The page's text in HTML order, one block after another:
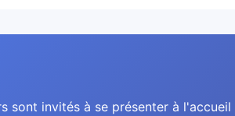
sont invités à se présenter à